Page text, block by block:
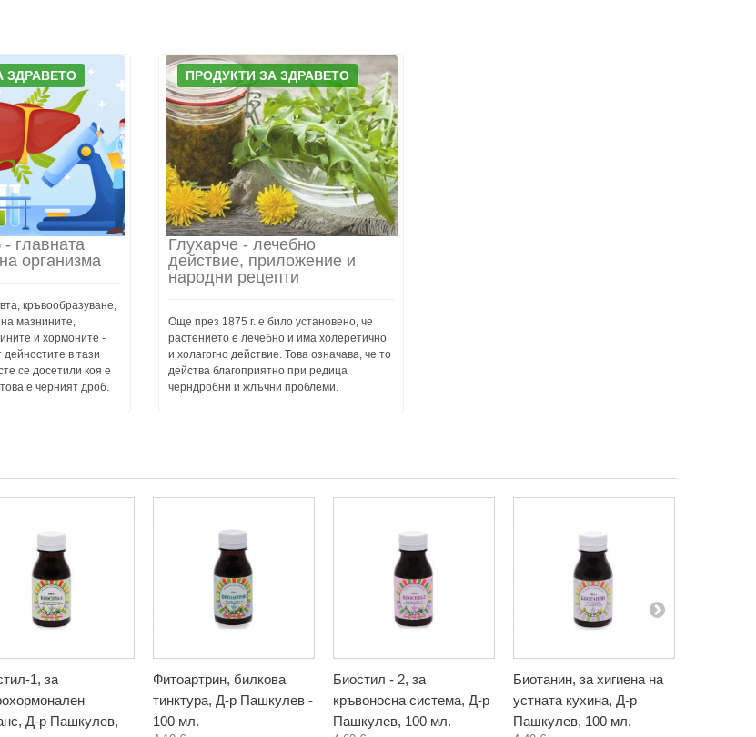
ЗДРАВЕТО
главната
организма
кръвообразуване,
мазнините,
и хормоните -
дейностите в тази
се досетили коя е
е черният дроб.
ПРОДУКТИ ЗА ЗДРАВЕТО
Глухарче - лечебно
действие, приложение и
народни рецепти
Още през 1875 г. е било установено, че
растението е лечебно и има холеретично
и холагогно действие. Това означава, че то
действа благоприятно при редица
черндробни и жлъчни проблеми.
1, за
Д-р Пашкулев,
Фитоартрин, билкова
тинктура, Д-р Пашкулев -
100 мл.
Биостил - 2, за
кръвоносна система, Д-р
Пашкулев, 100 мл.
Биотанин, за хигиена на
устната кухина, Д-р
Пашкулев, 100 мл.